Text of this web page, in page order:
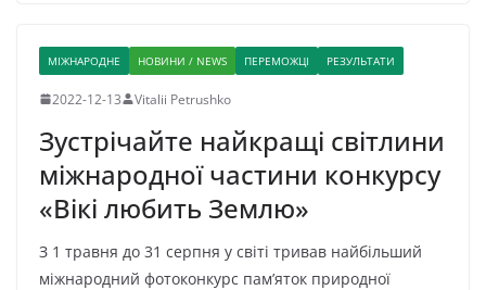
МІЖНАРОДНЕ НОВИНИ / NEWS ПЕРЕМОЖЦІ РЕЗУЛЬТАТИ
2022-12-13 Vitalii Petrushko
Зустрічайте найкращі світлини
міжнародної частини конкурсу
«Вікі любить Землю»
З 1 травня до 31 серпня у світі тривав найбільший
міжнародний фотоконкурс пам’яток природної